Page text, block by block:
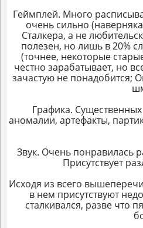
Геймплей. Много
очень сильно
Сталкера, а не
полезен, но лишь в 20%
(точнее, некоторые
честно зарабатывает, но
зачастую не понадобится;
Графика.
аномалии, артефакты,
Звук. Очень понравилась
Присутствует
Исходя из всего
в нем присутствуют
сталкивался, разве что